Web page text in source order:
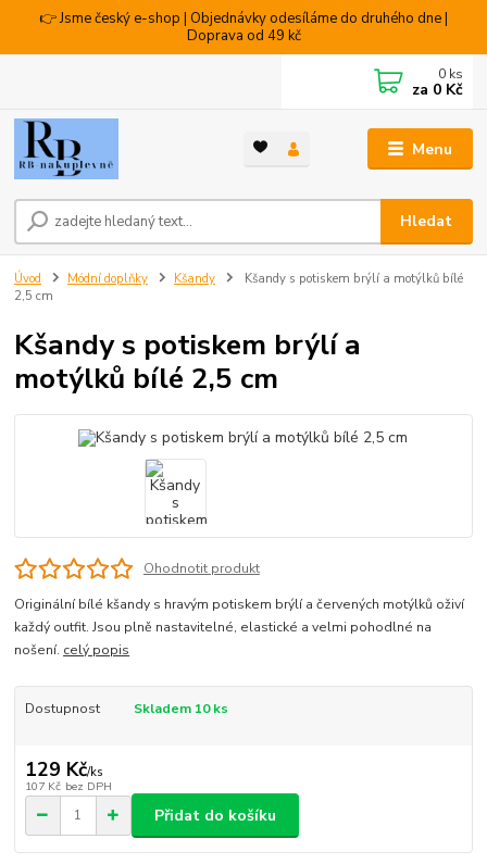
👉 Jsme český e-shop | Objednávky odesíláme do druhého dne |
Doprava od 49 kč
Menu
Hledat
0 ks
za 0 Kč
Úvod Módní doplňky Kšandy
Kšandy s potiskem brýlí a motýlků bílé
2,5 cm
Kšandy s potiskem brýlí a
motýlků bílé 2,5 cm
Ohodnotit produkt
Originální bílé kšandy s hravým potiskem brýlí a červených motýlků oživí
každý outfit. Jsou plně nastavitelné, elastické a velmi pohodlné na
nošení. celý popis
Dostupnost Skladem 10 ks
129 Kč/ks
107 Kč bez DPH
Přidat do košíku